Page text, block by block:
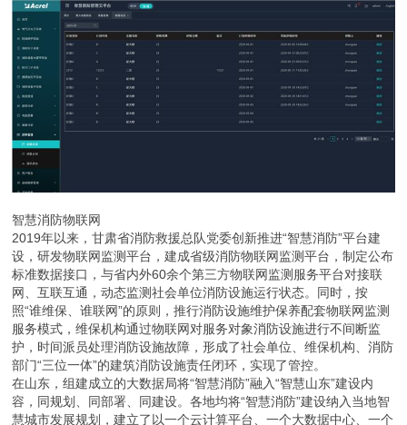
智慧消防物联网
2019年以来，甘肃省消防救援总队党委创新推进“智慧消防”平台建
设，研发物联网监测平台，建成省级消防物联网监测平台，制定公布
标准数据接口，与省内外60余个第三方物联网监测服务平台对接联
网、互联互通，动态监测社会单位消防设施运行状态。同时，按
照“谁维保、谁联网”的原则，推行消防设施维护保养配套物联网监测
服务模式，维保机构通过物联网对服务对象消防设施进行不间断监
护，时间派员处理消防设施故障，形成了社会单位、维保机构、消防
部门“三位一体”的建筑消防设施责任闭环，实现了管控。
在山东，组建成立的大数据局将“智慧消防”融入“智慧山东”建设内
容，同规划、同部署、同建设。各地均将“智慧消防”建设纳入当地智
慧城市发展规划，建立了以一个云计算平台、一个大数据中心、一个